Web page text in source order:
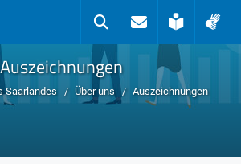
SucheKontakt
Leichte
Auszeichnungen
Saarlandes Über uns Auszeichnungen